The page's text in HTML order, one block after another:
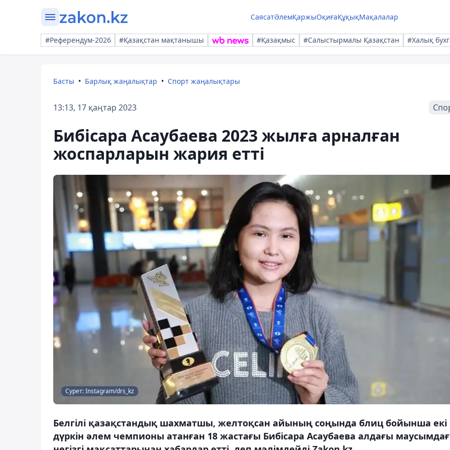
СаясатӘлемҚаржыОқиғаҚұқықМақалалар
#Референдум-2026 #Қазақстан мақтанышы #Қазақмыс #Салыстырмалы Қазақстан #Халық
Басты Барлық жаңалықтар Спорт жаңалықтары
13:13, 17 қаңтар 2023
Бибісара Асаубаева 2023 жылға арналған
жоспарларын жария етті
Сурет: Instagram/drs_kz
Белгілі қазақстандық шахматшы, желтоқсан айының соңында блиц бойынша екі
дүркін әлем чемпионы атанған 18 жастағы Бибісара Асаубаева алдағы